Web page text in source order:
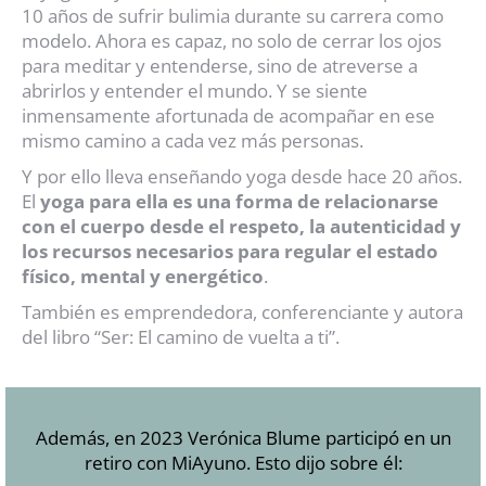
10 años de sufrir bulimia durante su carrera como
modelo. Ahora es capaz, no solo de cerrar los ojos
para meditar y entenderse, sino de atreverse a
abrirlos y entender el mundo. Y se siente
inmensamente afortunada de acompañar en ese
mismo camino a cada vez más personas.
Y por ello lleva enseñando yoga desde hace 20 años.
El yoga para ella es una forma de relacionarse
con el cuerpo desde el respeto, la autenticidad y
los recursos necesarios para regular el estado
físico, mental y energético.
También es emprendedora, conferenciante y autora
del libro “Ser: El camino de vuelta a ti”.
Además, en 2023 Verónica Blume participó en un
retiro con MiAyuno. Esto dijo sobre él: